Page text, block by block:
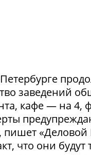
заведений
кафе — на 4,
пишет
что они